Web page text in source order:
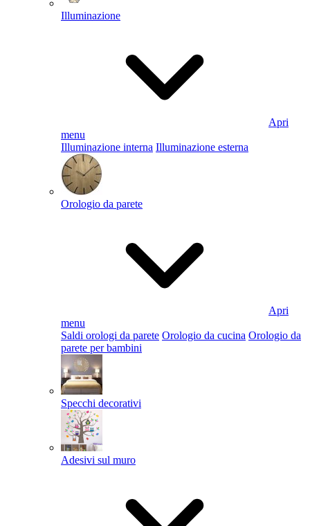
Illuminazione
Apri
menu
Illuminazione interna Illuminazione esterna
Orologio da parete
Apri
menu
Saldi orologi da parete Orologio da cucina Orologio da
parete per bambini
Specchi decorativi
Adesivi sul muro